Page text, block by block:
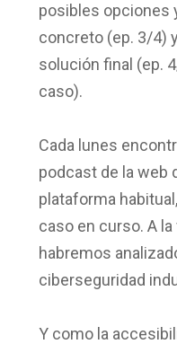
posibles opciones
concreto (ep. 3/4)
solución final (ep.
caso).
Cada lunes
podcast de la web
plataforma
caso en curso. A
habremos
ciberseguridad
Y como la